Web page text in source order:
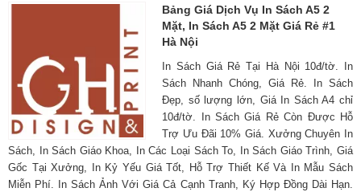
Bảng Giá Dịch Vụ In Sách A5 2
Mặt, In Sách A5 2 Mặt Giá Rẻ #1
Hà Nội
In Sách Giá Rẻ Tại Hà Nội 10đ/tờ. In
Sách Nhanh Chóng, Giá Rẻ. In Sách
Đẹp, số lượng lớn, Giá In Sách A4 chỉ
10đ/tờ. In Sách Giá Rẻ Còn Được Hỗ
Trợ Ưu Đãi 10% Giá. Xưởng Chuyên In
Sách, In Sách Giáo Khoa, In Các Loại Sách To, In Sách Giáo Trình, Giá
Gốc Tại Xưởng, In Kỷ Yếu Giá Tốt, Hỗ Trợ Thiết Kế Và In Mẫu Sách
Miễn Phí. In Sách Ảnh Với Giá Cả Cạnh Tranh, Ký Hợp Đồng Dài Hạn.